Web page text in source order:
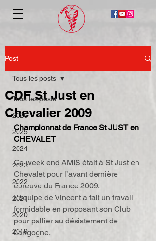
Post
Tous les posts
2026
2025
2024
2023
2022
2021
2020
2019
Tous les posts
CDF St Just en
Chevalier 2009
Championnat de France St JUST en
CHEVALET
Ce week end AMIS était à St Just en
Chevalet pour l’avant dernière
épreuve du France 2009.
L’équipe de Vincent a fait un travail
formidable en proposant son Club
pour pallier au désistement de
Langogne.